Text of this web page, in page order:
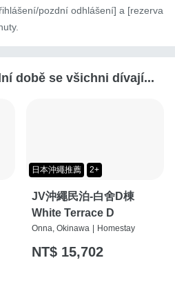
pozdní odhlášení] a [rezerva
době se všichni dívají...
日本沖繩推薦 2+
JV沖繩民泊-白舍D棟
White Terrace D
Onna, Okinawa Homestay
NT$ 15,702